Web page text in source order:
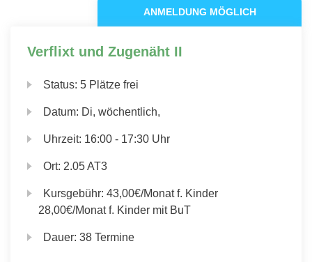
ANMELDUNG MÖGLICH
Verflixt und Zugenäht II
Status:5 Plätze frei
Datum: Di, wöchentlich,
Uhrzeit: 16:00 - 17:30 Uhr
Ort: 2.05 AT3
Kursgebühr:43,00€/Monat f. Kinder
28,00€/Monat f. Kinder mit BuT
Dauer:38 Termine